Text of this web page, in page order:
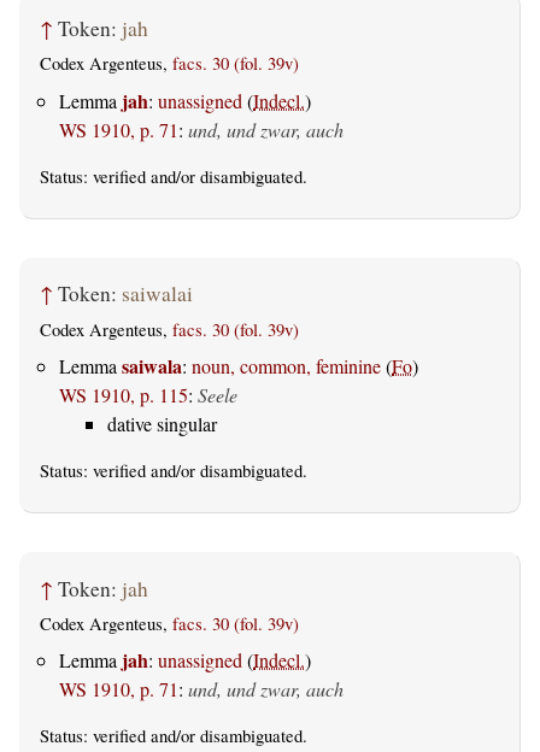
↑ Token: jah
Codex Argenteus, facs. 30 (fol. 39v)
Lemma jah: unassigned (Indecl.)
WS 1910, p. 71: und, und zwar, auch
Status: verified and/or disambiguated.
↑ Token: saiwalai
Codex Argenteus, facs. 30 (fol. 39v)
Lemma saiwala: noun, common, feminine(Fo)
WS 1910, p. 115: Seele
dative singular
Status: verified and/or disambiguated.
↑ Token: jah
Codex Argenteus, facs. 30 (fol. 39v)
Lemma jah: unassigned(Indecl.)
WS 1910, p. 71: und, und zwar, auch
Status: verified and/or disambiguated.